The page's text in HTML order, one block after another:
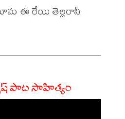
ఈ రేయి తెల్లరానీ
పాట సాహిత్యం